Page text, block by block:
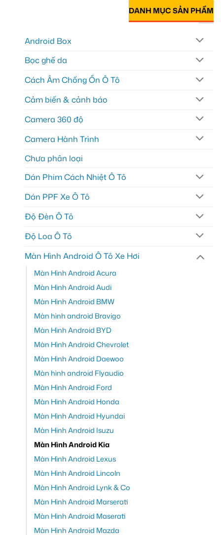
DANH MỤC SẢN PHẨM
Android Box
Bọc ghế da
Cách Âm Chống Ồn Ô Tô
Cảm biến & cảnh báo
Camera 360 độ
Camera Hành Trình
Chưa phân loại
Dán Phim Cách Nhiệt Ô Tô
Dán PPF Xe Ô Tô
Độ Đèn Ô Tô
Độ Loa Ô Tô
Màn Hình Android Ô Tô Xe Hơi
Màn Hình Android Acura
Màn Hình Android Audi
Màn Hình Android BMW
Màn hình android Bravigo
Màn Hình Android BYD
Màn Hình Android Chevrolet
Màn Hình Android Daewoo
Màn hình android Flyaudio
Màn Hình Android Ford
Màn Hình Android Honda
Màn Hình Android Hyundai
Màn Hình Android Isuzu
Màn Hình Android Kia
Màn Hình Android Lexus
Màn Hình Android Lincoln
Màn Hình Android Lynk & Co
Màn Hình Android Marserati
Màn Hình Android Maserati
Màn Hình Android Mazda